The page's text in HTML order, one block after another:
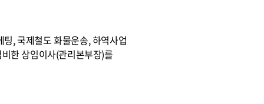
, 국제철도 화물운송, 하역사업
한 상임이사(관리본부장)를